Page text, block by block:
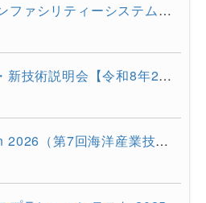
（作業完了）オープンファシリティーシステムの一時停止について...
JST 東京海洋大学・新技術説明会【令和8年2月17日 オンライン開...
Offshore Tech Japan 2026（第7回海洋産業技術展） に出展します...